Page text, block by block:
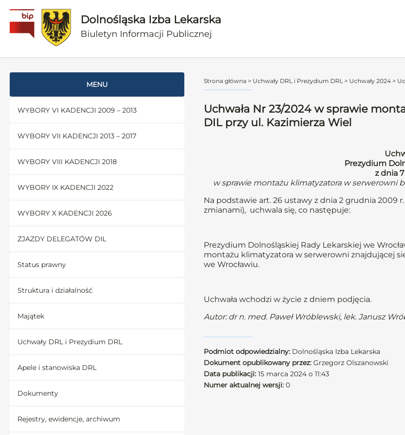
Dolnośląska Izba Lekarska
Biuletyn Informacji Publicznej
MENU
WYBORY VI KADENCJI 2009 – 2013
WYBORY VII KADENCJI 2013 – 2017
WYBORY VIII KADENCJI 2018
WYBORY IX KADENCJI 2022
WYBORY X KADENCJI 2026
ZJAZDY DELEGATÓW DIL
Status prawny
Struktura i działalność
Majątek
Uchwały DRL i Prezydium DRL
Apele i stanowiska DRL
Dokumenty
Rejestry, ewidencje, archiwum
Strona główna > Uchwały DRL i Prezydium DRL > Uchwały 2024 >
Uchwała Nr 23/2024 w sprawie
DIL przy ul. Kazimierza Wiel
Prezydium
z dnia
w sprawie montażu klimatyzatora w serwerowni
Na podstawie art. 26 ustawy z dnia 2 grudnia 2009
zmianami), uchwala się, co następuje:
Prezydium Dolnośląskiej Rady Lekarskiej we
montażu klimatyzatora w serwerowni znajdującej
we Wrocławiu.
Uchwała wchodzi w życie z dniem podjęcia.
Autor: dr n. med. Paweł Wróblewski, lek. Janusz
Podmiot odpowiedzialny: Dolnośląska Izba Lekarska
Dokument opublikowany przez: Grzegorz Olszanowski
Data publikacji: 15 marca 2024 o 11:43
Numer aktualnej wersji: 0